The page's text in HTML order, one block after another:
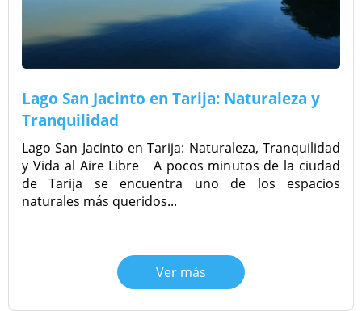
Lago San Jacinto en Tarija: Naturaleza y
Tranquilidad
Lago San Jacinto en Tarija: Naturaleza, Tranquilidad
y Vida al Aire Libre A pocos minutos de la ciudad
de Tarija se encuentra uno de los espacios
naturales más queridos...
Ver más